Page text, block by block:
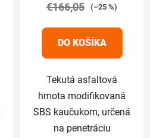
5,0
5
hviezdičiek.
€166,05 (–25 %)
DO KOŠÍKA
Tekutá asfaltová
hmota modifikovaná
SBS kaučukom, určená
na penetráciu